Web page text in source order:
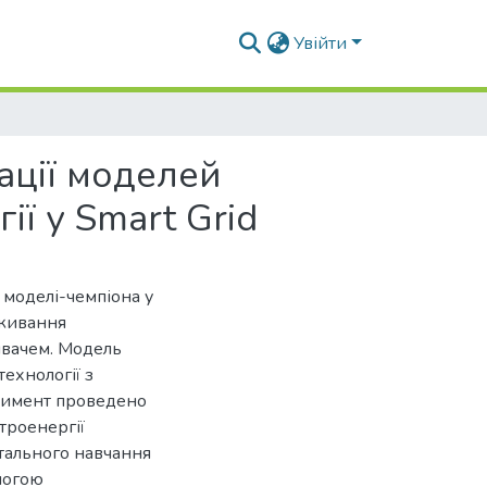
Увійти
моделей
у Smart Grid
чемпіона у
Модель
з
проведено
навчання